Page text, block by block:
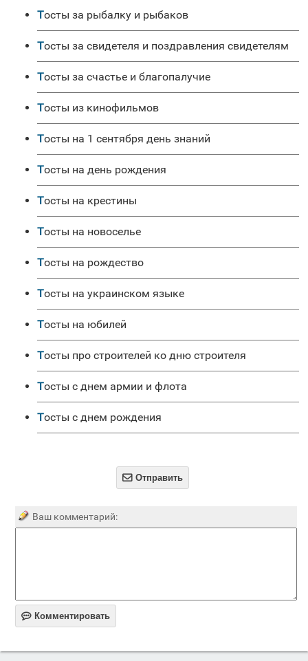
Тосты за рыбалку и рыбаков
Тосты за свидетеля и поздравления свидетелям
Тосты за счастье и благопалучие
Тосты из кинофильмов
Тосты на 1 сентября день знаний
Тосты на день рождения
Тосты на крестины
Тосты на новоселье
Тосты на рождество
Тосты на украинском языке
Тосты на юбилей
Тосты про строителей ко дню строителя
Тосты с днем армии и флота
Тосты с днем рождения
 Отправить
Ваш комментарий:
 Комментировать